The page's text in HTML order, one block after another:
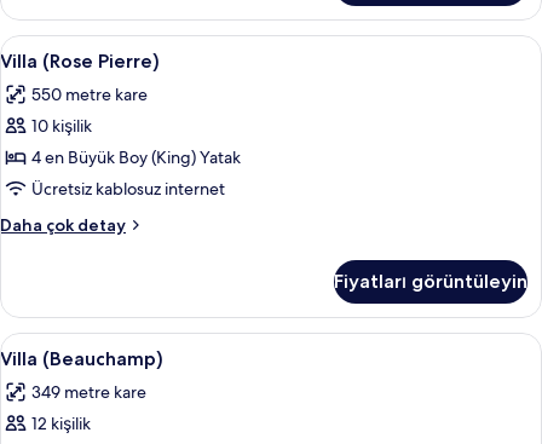
daha
fazla
detay
Villa
(Rose
Pierre)
için
tüm
fotoğrafları
görün
Villa (Rose Pierre) | Mısır pamuklu
8
Villa (Rose Pierre)
550 metre kare
10 kişilik
4 en Büyük Boy (King) Yatak
Ücretsiz kablosuz internet
Daha çok detay
Villa
daha
fazla
detay
Fiyatları görüntüleyin
Villa
(Beauchamp)
için
tüm
Villa (Beauchamp) | Mısır pamuklu
9
Villa (Beauchamp)
349 metre kare
12 kişilik